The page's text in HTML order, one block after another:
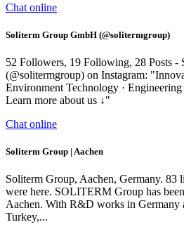
Chat online
Soliterm Group GmbH (@solitermgroup)
52 Followers, 19 Following, 28 Posts -
(@solitermgroup) on Instagram:
Environment Technology ·
Learn more about us ↓"
Chat online
Soliterm Group | Aachen
Soliterm Group, Aachen, Germany. 83
were here. SOLITERM Group has
Aachen. With R&D works in Germany
Turkey,...